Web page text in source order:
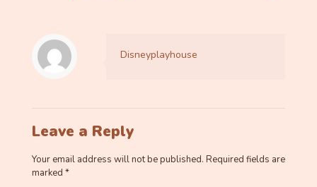
Disneyplayhouse
Leave a Reply
Your email address will not be published. Required fields are
marked *